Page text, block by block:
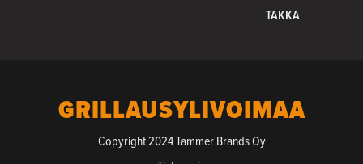
TAKKA
GRILLAUSYLIVOIMAA
Copyright 2024 Tammer Brands Oy